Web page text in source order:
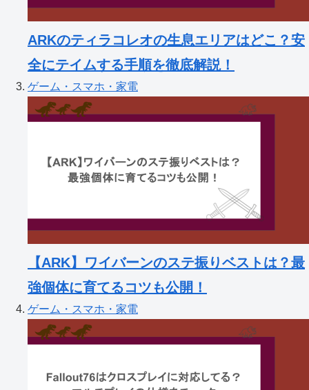
ARKのティラコレオの生息エリアはどこ？安
全にテイムする手順を徹底解説！
ゲーム・スマホ・家電
【ARK】ワイバーンのステ振りベストは？最
強個体に育てるコツも公開！
ゲーム・スマホ・家電